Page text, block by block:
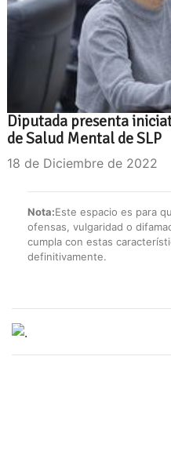
Diputada presenta
de Salud Mental de SLP
18 de Diciembre de 2022
Nota:Este espacio es para
ofensas, vulgaridad o
cumpla con estas
definitivamente.